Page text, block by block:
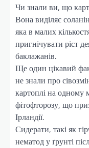
Чи знали ви, що
Вона виділяє
яка в малих
пригнічувати ріст
баклажанів.
Ще один цікавий
не знали про
картоплі на одному
фітофторозу, що
Ірландії.
Сидерати, такі як
нематод у ґрунті